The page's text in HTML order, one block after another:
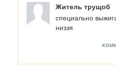
Житель трущоб
специально
низзя